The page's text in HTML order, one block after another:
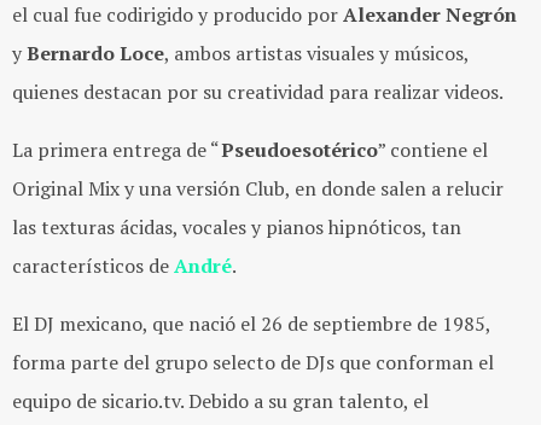
el cual fue codirigido y producido porAlexander Negrón
yBernardo Loce, ambos artistas visuales y músicos,
quienes destacan por su creatividad para realizar videos.
La primera entrega de “Pseudoesotérico” contiene el
Original Mix y una versión Club, en donde salen a relucir
las texturas ácidas, vocales y pianos hipnóticos, tan
característicos deAndré.
El DJ mexicano, que nació el 26 de septiembre de 1985,
forma parte del grupo selecto de DJs que conforman el
equipo de sicario.tv. Debido a su gran talento, el